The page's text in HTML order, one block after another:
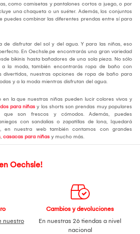
como camisetas y pantalones cortos a juego, o por
una chaqueta o un suéter. Además, los conjuntos
puedes combinar las diferentes prendas entre sí para
de disfrutar del sol y del agua. Y para las niñas, eso
En Oechsle.pe encontrarás una gran variedad
bikinis hasta bañadores de una sola pieza. No sólo
a la moda, también encontrarás ropa de baño con
divertidos, nuestras opciones de ropa de baño para
y a la moda mientras disfrutan del agua.
la que nuestras niñas pueden lucir colores vivos y
para niñas y los shorts son prendas muy populares
que son frescos y cómodos. Además, puedes
con sandalias o zapatillas de lona, ¡quedará
en nuestra web también contamos con grandes
, casacas para niñas y mucho más.
Oechsle!
nuestro
Cambios y devoluciones
En nuestras 26 tiendas a nivel
nacional